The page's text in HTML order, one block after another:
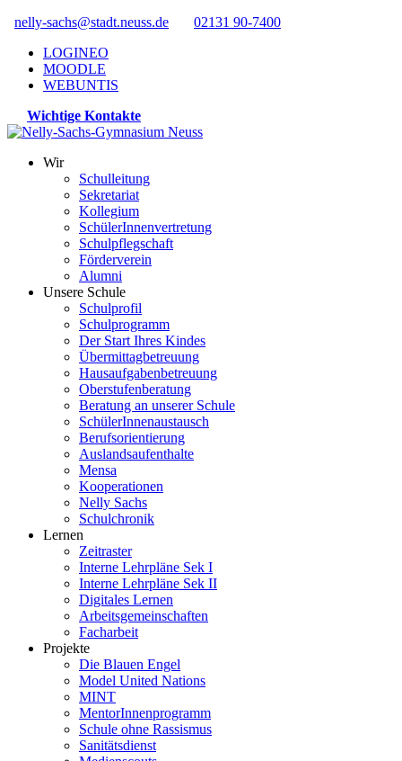
nelly-sachs@stadt.neuss.de
02131 90-7400
LOGINEO
MOODLE
WEBUNTIS
Wichtige Kontakte
Wir
Schulleitung
Sekretariat
Kollegium
SchülerInnenvertretung
Schulpflegschaft
Förderverein
Alumni
Unsere Schule
Schulprofil
Schulprogramm
Der Start Ihres Kindes
Übermittagbetreuung
Hausaufgabenbetreuung
Oberstufenberatung
Beratung an unserer Schule
SchülerInnenaustausch
Berufsorientierung
Auslandsaufenthalte
Mensa
Kooperationen
Nelly Sachs
Schulchronik
Lernen
Zeitraster
Interne Lehrpläne Sek I
Interne Lehrpläne Sek II
Digitales Lernen
Arbeitsgemeinschaften
Facharbeit
Projekte
Die Blauen Engel
Model United Nations
MINT
MentorInnenprogramm
Schule ohne Rassismus
Sanitätsdienst